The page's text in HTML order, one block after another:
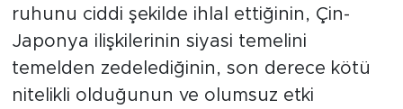
ruhunu ciddi şekilde ihlal ettiğinin, Çin-
Japonya ilişkilerinin siyasi temelini
temelden zedelediğinin, son derece kötü
nitelikli olduğunun ve olumsuz etki